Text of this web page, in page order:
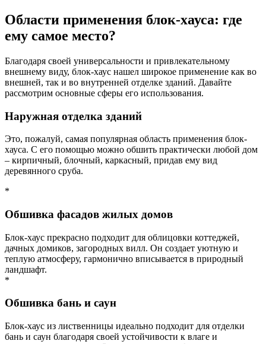
Области применения блок-хауса: где
ему самое место?
Благодаря своей универсальности и привлекательному
внешнему виду, блок-хаус нашел широкое применение как во
внешней, так и во внутренней отделке зданий. Давайте
рассмотрим основные сферы его использования.
Наружная отделка зданий
Это, пожалуй, самая популярная область применения блок-
хауса. С его помощью можно обшить практически любой дом
– кирпичный, блочный, каркасный, придав ему вид
деревянного сруба.
*
Обшивка фасадов жилых домов
Блок-хаус прекрасно подходит для облицовки коттеджей,
дачных домиков, загородных вилл. Он создает уютную и
теплую атмосферу, гармонично вписывается в природный
ландшафт.
*
Обшивка бань и саун
Блок-хаус из лиственницы идеально подходит для отделки
бань и саун благодаря своей устойчивости к влаге и